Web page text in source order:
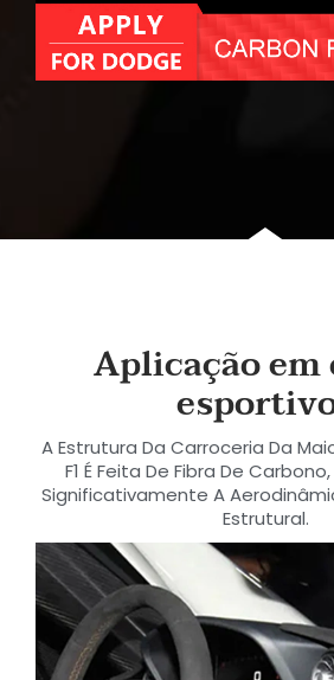
Aplicação em
A Estrutura Da Carroceria Da
F1 É Feita De Fibra De
Significativamente A
Estrutural.